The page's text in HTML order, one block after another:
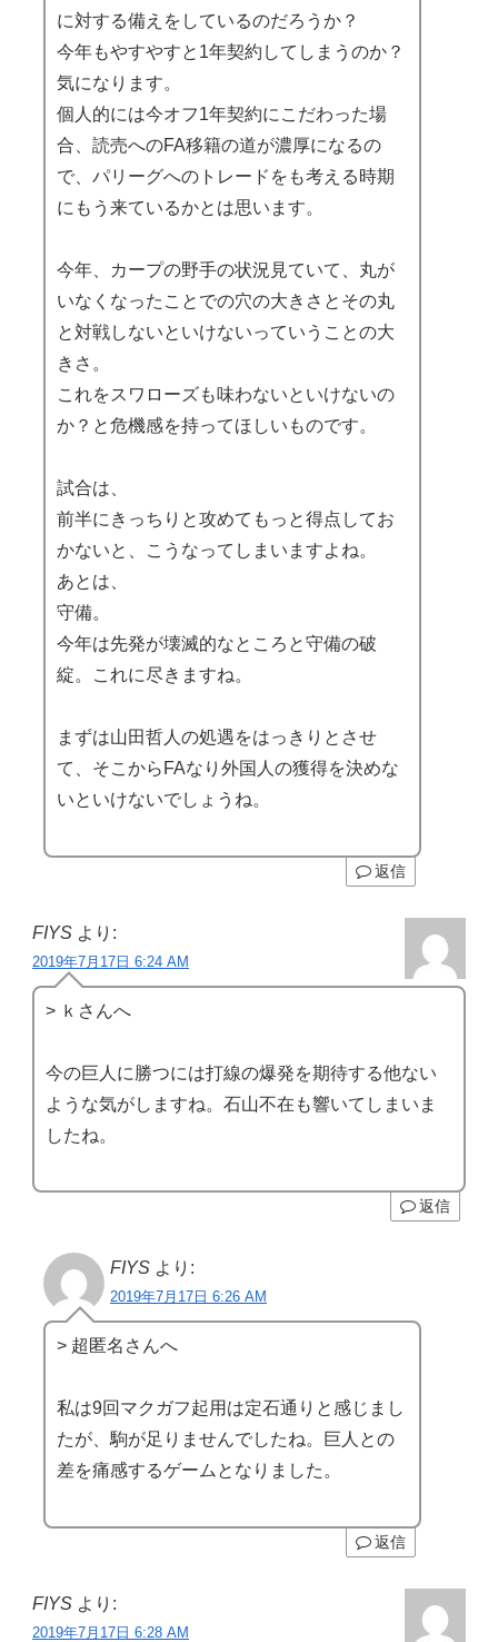
に対する備えをしているのだろうか？
今年もやすやすと1年契約してしまうのか？
気になります。
個人的には今オフ1年契約にこだわった場
合、読売へのFA移籍の道が濃厚になるの
で、パリーグへのトレードをも考える時期
にもう来ているかとは思います。
今年、カープの野手の状況見ていて、丸が
いなくなったことでの穴の大きさとその丸
と対戦しないといけないっていうことの大
きさ。
これをスワローズも味わないといけないの
か？と危機感を持ってほしいものです。
試合は、
前半にきっちりと攻めてもっと得点してお
かないと、こうなってしまいますよね。
あとは、
守備。
今年は先発が壊滅的なところと守備の破
綻。これに尽きますね。
まずは山田哲人の処遇をはっきりとさせ
て、そこからFAなり外国人の獲得を決めな
いといけないでしょうね。
返信
FIYS より:
2019年7月17日 6:24 AM
> ｋさんへ
今の巨人に勝つには打線の爆発を期待する他ない
ような気がしますね。石山不在も響いてしまいま
したね。
返信
FIYS より:
2019年7月17日 6:26 AM
> 超匿名さんへ
私は9回マクガフ起用は定石通りと感じまし
たが、駒が足りませんでしたね。巨人との
差を痛感するゲームとなりました。
返信
FIYS より:
2019年7月17日 6:28 AM